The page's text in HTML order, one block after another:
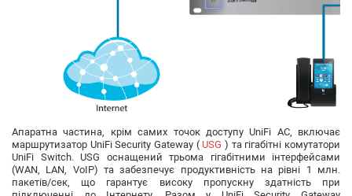
Апаратна частина, крім самих точок доступу UniFi AC, включає
маршрутизатор UniFi Security Gateway ( USG ) та гігабітні комутатори
UniFi Switch. USG оснащений трьома гігабітними інтерфейсами
(WAN, LAN, VoIP) та забезпечує продуктивність на рівні 1 млн.
пакетів/сек, що гарантує високу пропускну здатність при